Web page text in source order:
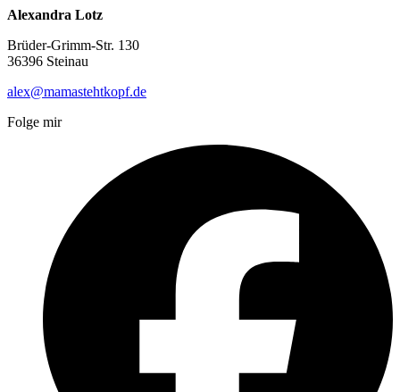
Alexandra Lotz
Brüder-Grimm-Str. 130
36396 Steinau
alex@mamastehtkopf.de
Folge mir